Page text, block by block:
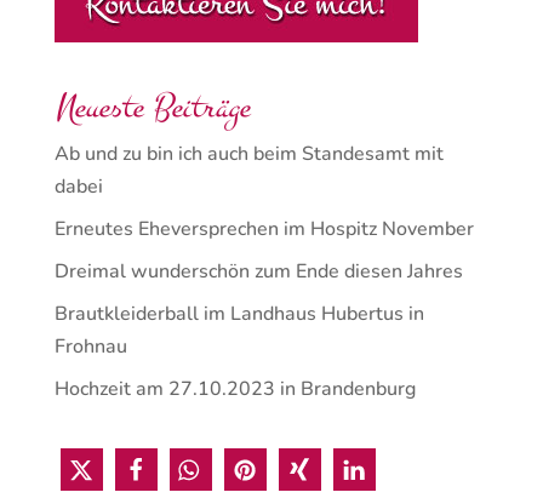
Neueste Beiträge
Ab und zu bin ich auch beim Standesamt mit
dabei
Erneutes Eheversprechen im Hospitz November
Dreimal wunderschön zum Ende diesen Jahres
Brautkleiderball im Landhaus Hubertus in
Frohnau
Hochzeit am 27.10.2023 in Brandenburg